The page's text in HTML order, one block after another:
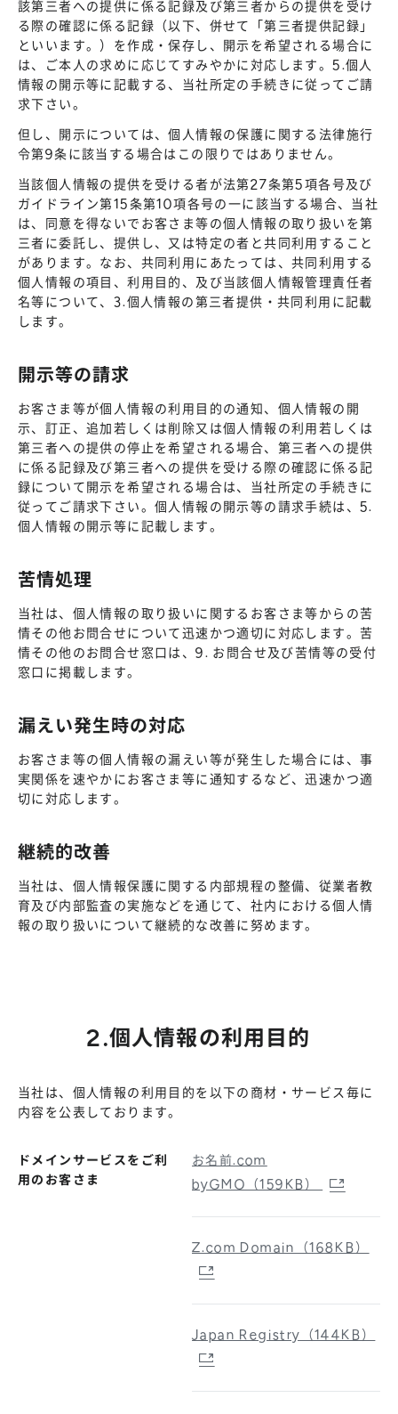
該第三者への提供に係る記録及び第三者からの提供を受け
る際の確認に係る記録（以下、併せて「第三者提供記録」
といいます。）を作成・保存し、開示を希望される場合に
は、ご本人の求めに応じてすみやかに対応します。5.個人
情報の開示等に記載する、当社所定の手続きに従ってご請
求下さい。
但し、開示については、個人情報の保護に関する法律施行
令第9条に該当する場合はこの限りではありません。
当該個人情報の提供を受ける者が法第27条第5項各号及び
ガイドライン第15条第10項各号の一に該当する場合、当社
は、同意を得ないでお客さま等の個人情報の取り扱いを第
三者に委託し、提供し、又は特定の者と共同利用すること
があります。なお、共同利用にあたっては、共同利用する
個人情報の項目、利用目的、及び当該個人情報管理責任者
名等について、3.個人情報の第三者提供・共同利用に記載
します。
開示等の請求
お客さま等が個人情報の利用目的の通知、個人情報の開
示、訂正、追加若しくは削除又は個人情報の利用若しくは
第三者への提供の停止を希望される場合、第三者への提供
に係る記録及び第三者への提供を受ける際の確認に係る記
録について開示を希望される場合は、当社所定の手続きに
従ってご請求下さい。個人情報の開示等の請求手続は、5.
個人情報の開示等に記載します。
苦情処理
当社は、個人情報の取り扱いに関するお客さま等からの苦
情その他お問合せについて迅速かつ適切に対応します。苦
情その他のお問合せ窓口は、9. お問合せ及び苦情等の受付
窓口に掲載します。
漏えい発生時の対応
お客さま等の個人情報の漏えい等が発生した場合には、事
実関係を速やかにお客さま等に通知するなど、迅速かつ適
切に対応します。
継続的改善
当社は、個人情報保護に関する内部規程の整備、従業者教
育及び内部監査の実施などを通じて、社内における個人情
報の取り扱いについて継続的な改善に努めます。
2.個人情報の利用目的
当社は、個人情報の利用目的を以下の商材・サービス毎に
内容を公表しております。
ドメインサービスをご利
用のお客さま
お名前.com
byGMO（159KB）
Z.com Domain（168KB）
Japan Registry（144KB）